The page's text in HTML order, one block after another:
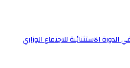
الاستثنائية للاجتماع الوزاري